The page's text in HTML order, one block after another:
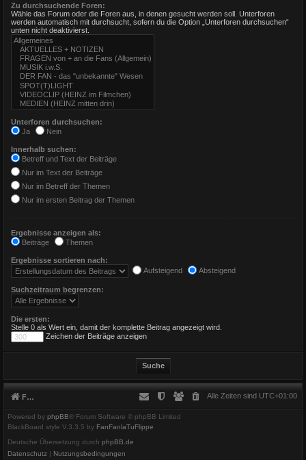
Zu durchsuchende Foren:
Wähle das Forum oder die Foren aus, in denen gesucht werden soll. Unterforen
werden automatisch mit durchsucht, sofern du die Option „Unterforen durchsuchen“
unten nicht deaktivierst.
Unterforen durchsuchen:
Ja
Nein
Innerhalb suchen:
Betreff und Text der Beiträge
Nur im Text der Beiträge
Nur im Betreff der Themen
Nur im ersten Beitrag der Themen
Ergebnisse anzeigen als:
Beiträge
Themen
Ergebnisse sortieren nach:
Aufsteigend
Absteigend
Suchzeitraum begrenzen:
Die ersten:
Stelle 0 als Wert ein, damit der komplette Beitrag angezeigt wird.
Zeichen der Beiträge anzeigen
Foren-Übersicht Alle Zeiten sind UTC+01:00
Powered by phpBB® Forum Software © phpBB Limited
BlackBoard style V.3.3.5 by FanFanlaTuFlippe
Deutsche Übersetzung durch phpBB.de
Datenschutz | Nutzungsbedingungen